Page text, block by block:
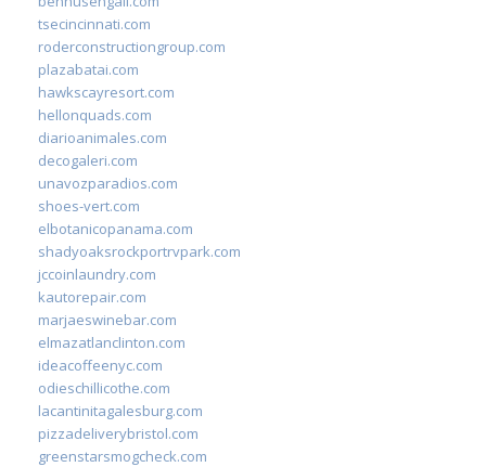
tsecincinnati.com
roderconstructiongroup.com
plazabatai.com
hawkscayresort.com
hellonquads.com
diarioanimales.com
decogaleri.com
unavozparadios.com
shoes-vert.com
elbotanicopanama.com
shadyoaksrockportrvpark.com
jccoinlaundry.com
kautorepair.com
marjaeswinebar.com
elmazatlanclinton.com
ideacoffeenyc.com
odieschillicothe.com
lacantinitagalesburg.com
pizzadeliverybristol.com
greenstarsmogcheck.com